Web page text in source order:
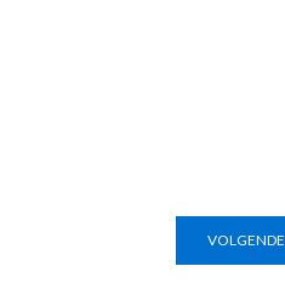
VOLGENDE